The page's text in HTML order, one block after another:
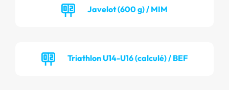
Javelot (600 g) / MIM
Triathlon U14-U16 (calculé) / BEF